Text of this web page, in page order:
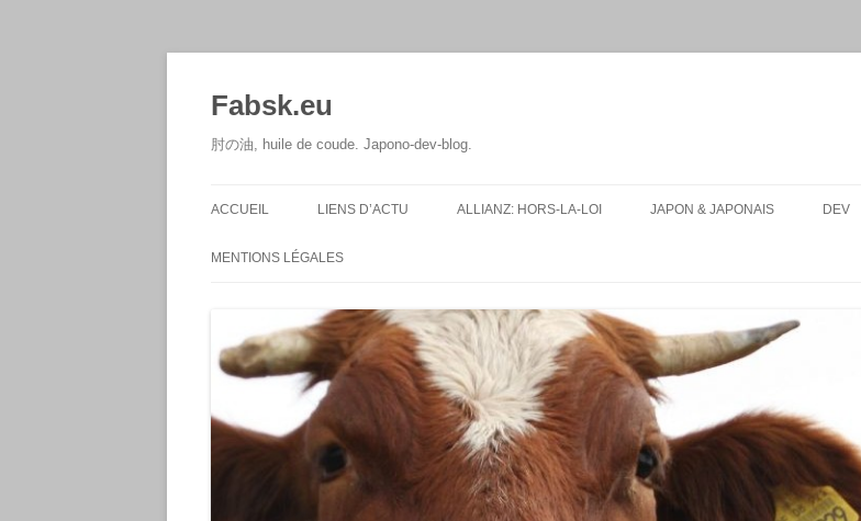
Fabsk.eu
肘の油, huile de coude. Japono-dev-blog.
ACCUEIL LIENS D’ACTU ALLIANZ: HORS-LA-LOI JAPON & JAPONAIS
RESSOURCES
CONSEILS D’ORGANISATION
POUR UN VOYAGE AU JAPON
DEV
MENTIONS LÉGALES